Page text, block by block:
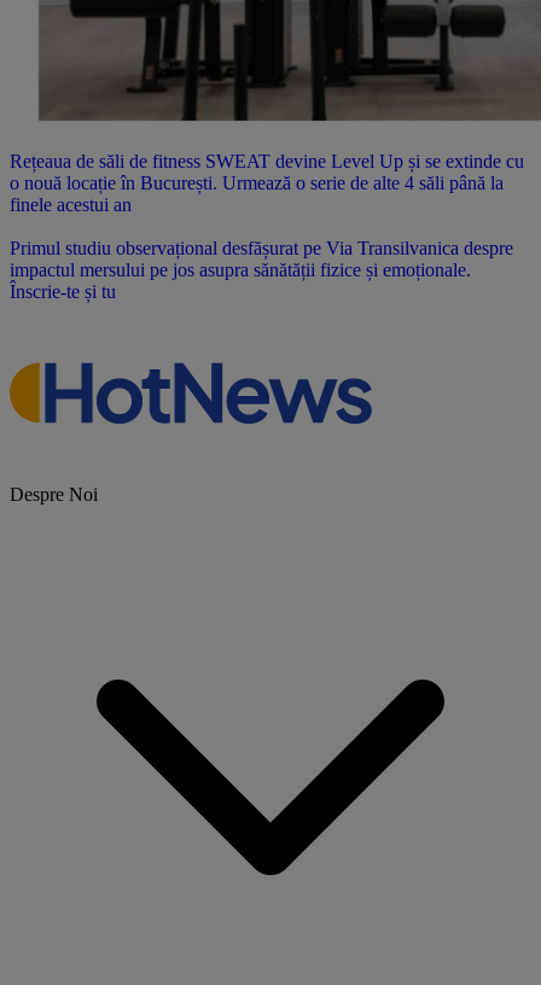
Rețeaua de săli de fitness SWEAT devine Level Up și se extinde cu
o nouă locație în București. Urmează o serie de alte 4 săli până la
finele acestui an
Primul studiu observațional desfășurat pe Via Transilvanica despre
impactul mersului pe jos asupra sănătății fizice și emoționale.
Înscrie-te și tu
Despre Noi